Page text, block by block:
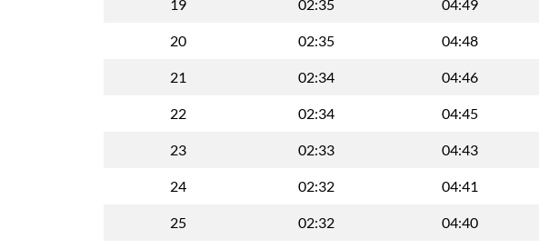
19 02:35 04:49
20 02:35 04:48
21 02:34 04:46
22 02:34 04:45
23 02:33 04:43
24 02:32 04:41
25 02:32 04:40